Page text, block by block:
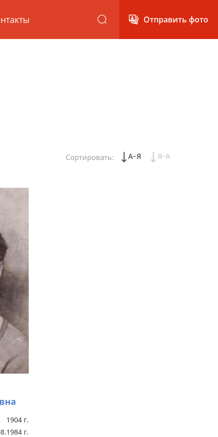
Отправить фото
Сортировать:
1904 г.
г.